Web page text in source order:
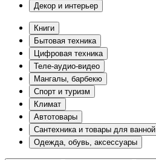
Декор и интерьер
Книги
Бытовая техника
Цифровая техника
Теле-аудио-видео
Мангалы, барбекю
Спорт и туризм
Климат
Автотовары
Сантехника и товары для ванной
Одежда, обувь, аксессуары